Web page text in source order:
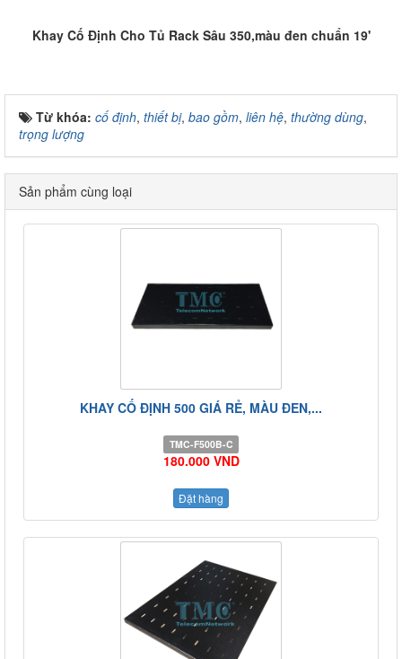
Khay Cố Định Cho Tủ Rack Sâu 350,màu đen chuẩn 19'
Từ khóa: cố định, thiết bị, bao gồm, liên hệ, thường dùng,
trọng lượng
Sản phẩm cùng loại
KHAY CỐ ĐỊNH 500 GIÁ RẺ, MÀU ĐEN,...
TMC-F500B-C
180.000 VND
Đặt hàng